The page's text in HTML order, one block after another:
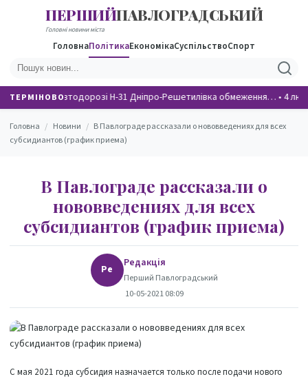
ПЕРШИЙПАВЛОГРАДСЬКИЙ
Головні новини міста
ГоловнаПолітикаЕкономікаСуспільствоСпорт
ТЕРМІНОВОНа автодорозі Н-31 Дніпро-Решетилівка обмеження… • 4
Головна / Новини / В Павлограде рассказали о нововведениях для всех
субсидиантов (график приема)
В Павлограде рассказали о
нововведениях для всех
субсидиантов (график приема)
Ре Редакція
Перший Павлоградський
10-05-2021 08:09
С мая 2021 года субсидия назначается только после подачи нового